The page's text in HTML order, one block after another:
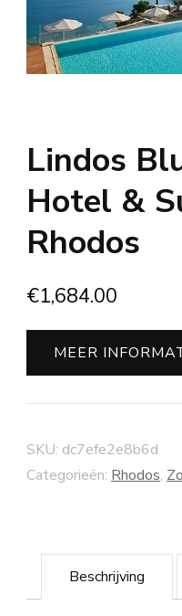
Lindos
Hotel &
Rhodos
€1,684.00
MEER
SKU: dc7efe2e8b6d
Categorieën: Rhodos,
Beschrijving